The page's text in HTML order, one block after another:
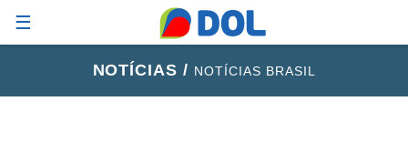
☰
NOTÍCIAS / NOTÍCIAS BRASIL